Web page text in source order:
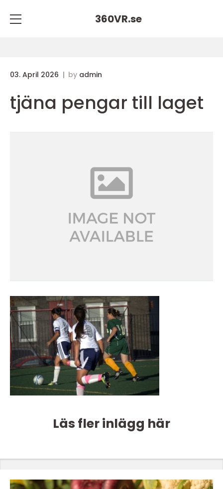
360VR.se
03. April 2026 by admin
tjäna pengar till laget
Läs fler inlägg här